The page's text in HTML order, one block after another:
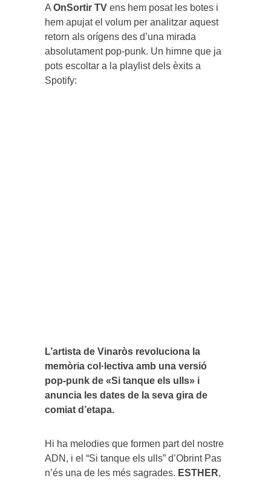
A OnSortir TV ens hem posat les botes i
hem apujat el volum per analitzar aquest
retorn als orígens des d’una mirada
absolutament pop-punk. Un himne que ja
pots escoltar a la playlist dels èxits a
Spotify:
L’artista de Vinaròs revoluciona la
memòria col·lectiva amb una versió
pop-punk de «Si tanque els ulls» i
anuncia les dates de la seva gira de
comiat d’etapa.
Hi ha melodies que formen part del nostre
ADN, i el “Si tanque els ulls” d’Obrint Pas
n’és una de les més sagrades. ESTHER,